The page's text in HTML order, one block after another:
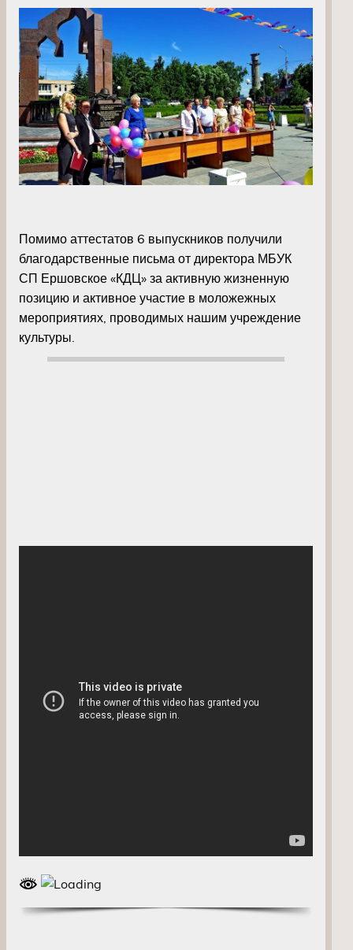
Помимо аттестатов 6 выпускников получили
благодарственные письма от директора МБУК
СП Ершовское «КДЦ» за активную жизненную
позицию и активное участие в моложежных
мероприятиях, проводимых нашим учреждение
культуры.